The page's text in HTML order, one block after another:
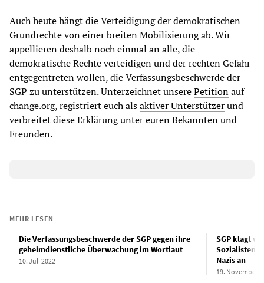
Auch heute hängt die Verteidigung der demokratischen
Grundrechte von einer breiten Mobilisierung ab. Wir
appellieren deshalb noch einmal an alle, die
demokratische Rechte verteidigen und der rechten Gefahr
entgegentreten wollen, die Verfassungsbeschwerde der
SGP zu unterstützen. Unterzeichnet unserePetitionauf
change.org, registriert euch alsaktiver Unterstützerund
verbreitet diese Erklärung unter euren Bekannten und
Freunden.
MEHR LESEN
Die Verfassungsbeschwerde der SGP gegen ihre
geheimdienstliche Überwachung im Wortlaut
10. Juli 2022
SGP klagt
Nazis an
19. November